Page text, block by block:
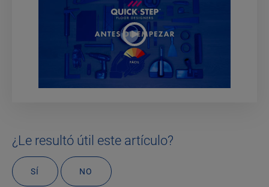
¿Le resultó útil este artículo?
SÍ NO